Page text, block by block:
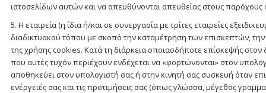
ιστοσελίδων αυτών και να απευθύνονται απευθείας στους
5. Η εταιρεία (η ίδια ή/και σε συνεργασία με τρίτες εταιρείες
διαδικτυακού τόπου με σκοπό την καταμέτρηση των επισκεπτών, την
της χρήσης cookies. Κατά τη διάρκεια οποιασδήποτε επίσκεψής στον
που αυτές τυχόν περιέχουν ενδέχεται να «φορτώνονται» στον
αποθηκεύει στον υπολογιστή σας ή στην κινητή σας συσκευή όταν
ενέργειές σας και τις προτιμήσεις σας (όπως γλώσσα, μέγεθος